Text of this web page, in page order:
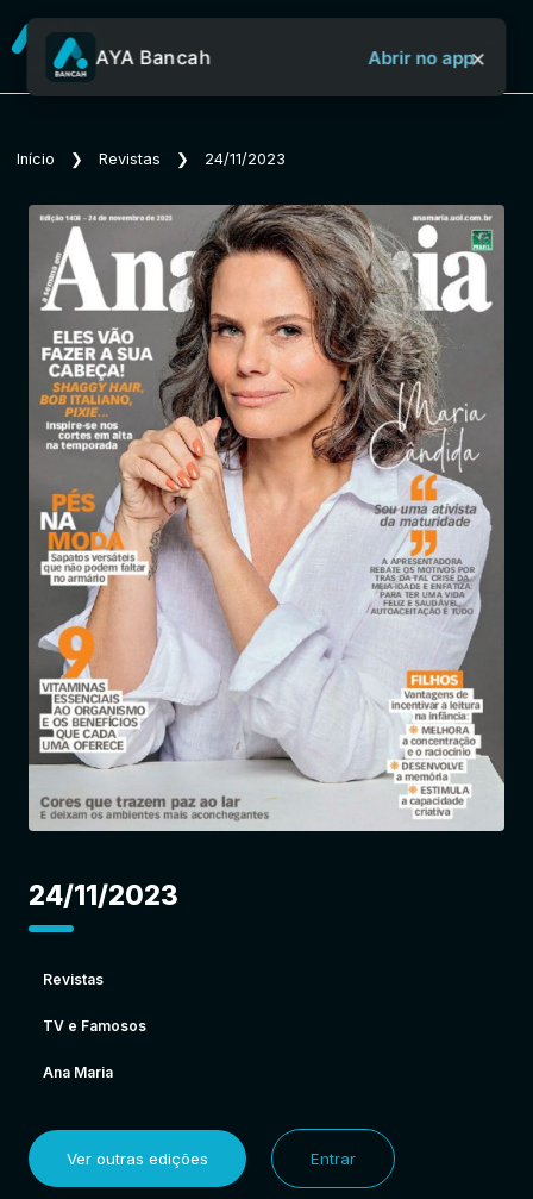
Sobre o Aya Bancah
Início
Revistas
Jornais
Notícias
Entrar
AYA Bancah Abrir no app×
Início ❯ Revistas ❯ 24/11/2023
24/11/2023
Revistas
TV e Famosos
Ana Maria
Ver outras edições Entrar